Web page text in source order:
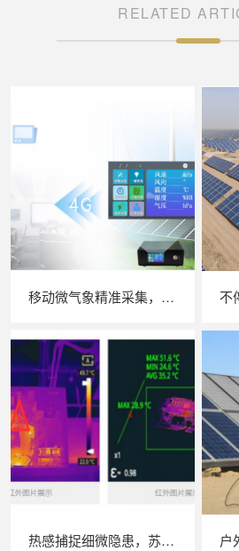
RELATED
移动微气象精准采集，苏州 LAILX LXH506 便携式气象站补齐光伏检测环境数据短板
热感捕捉细微隐患，苏州 LAILX LX‑F300 手持红外热成像仪赋能光伏安全运维